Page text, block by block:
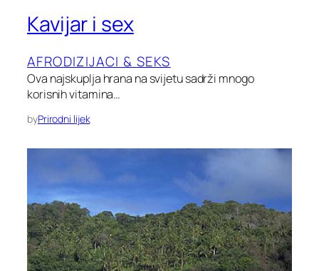
Kavijar i sex
AFRODIZIJACI & SEKS
Ova najskuplja hrana na svijetu sadrži mnogo
korisnih vitamina…
byPrirodni lijek